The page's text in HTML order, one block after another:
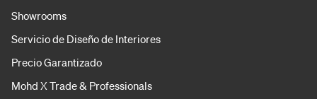
Showrooms
Servicio de Diseño de Interiores
Precio Garantizado
Mohd X Trade & Professionals